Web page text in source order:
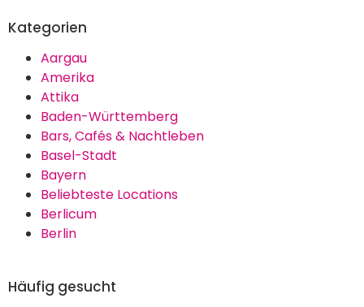
Kategorien
Aargau
Amerika
Attika
Baden-Württemberg
Bars, Cafés & Nachtleben
Basel-Stadt
Bayern
Beliebteste Locations
Berlicum
Berlin
Häufig gesucht